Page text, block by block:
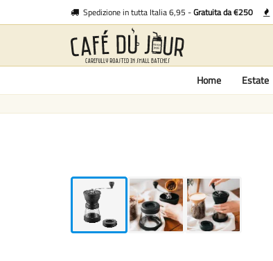
Spedizione in tutta Italia 6,95 -Gratuita da €250
Home Estate